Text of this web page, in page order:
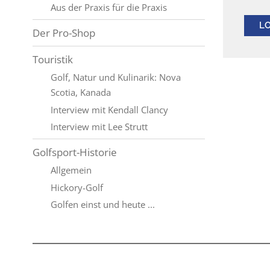
Aus der Praxis für die Praxis
Der Pro-Shop
Touristik
Golf, Natur und Kulinarik: Nova
Scotia, Kanada
Interview mit Kendall Clancy
Interview mit Lee Strutt
Golfsport-Historie
Allgemein
Hickory-Golf
Golfen einst und heute ...